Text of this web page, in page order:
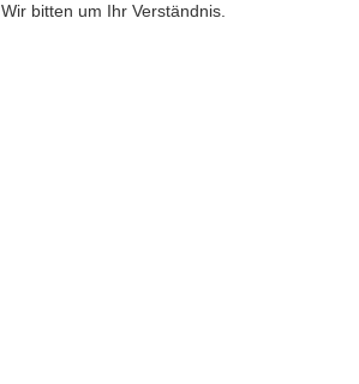
Wir bitten um Ihr Verständnis.